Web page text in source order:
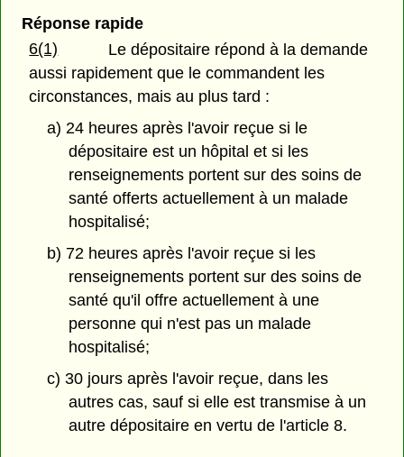
Réponse rapide
6(1)
Le dépositaire répond à la demande
aussi rapidement que le commandent les
circonstances, mais au plus tard :
a) 24 heures après l'avoir reçue si le
dépositaire est un hôpital et si les
renseignements portent sur des soins de
santé offerts actuellement à un malade
hospitalisé;
b) 72 heures après l'avoir reçue si les
renseignements portent sur des soins de
santé qu'il offre actuellement à une
personne qui n'est pas un malade
hospitalisé;
c) 30 jours après l'avoir reçue, dans les
autres cas, sauf si elle est transmise à un
autre dépositaire en vertu de l'article 8.